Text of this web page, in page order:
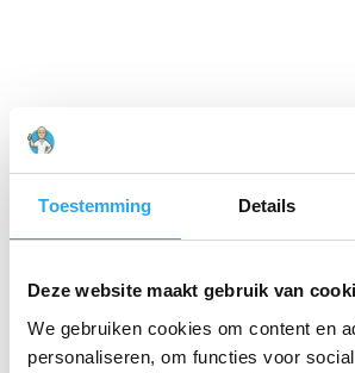
Toestemming Details
Deze website maakt gebruik van
We gebruiken cookies om content en
personaliseren, om functies voor
NX300
11,54
incl. BTW
€9,54excl. BTW